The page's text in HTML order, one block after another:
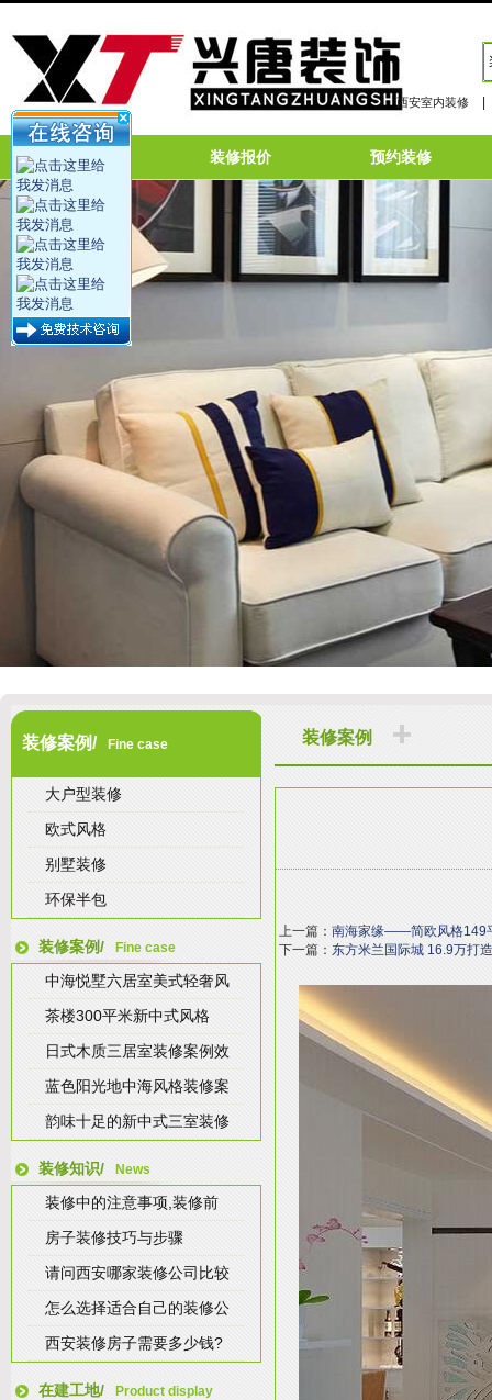
西安室内装修
网站首页 装修报价 预约装修
装修案例/ Fine case
大户型装修
欧式风格
别墅装修
环保半包
装修案例/ Fine case
中海悦墅六居室美式轻奢风
茶楼300平米新中式风格
日式木质三居室装修案例效
蓝色阳光地中海风格装修案
韵味十足的新中式三室装修
装修知识/ News
装修中的注意事项,装修前
房子装修技巧与步骤
请问西安哪家装修公司比较
怎么选择适合自己的装修公
西安装修房子需要多少钱?
在建工地/ Product display
装修案例
上一篇： 南海家缘——简欧风格149
下一篇： 东方米兰国际城 16.9万打